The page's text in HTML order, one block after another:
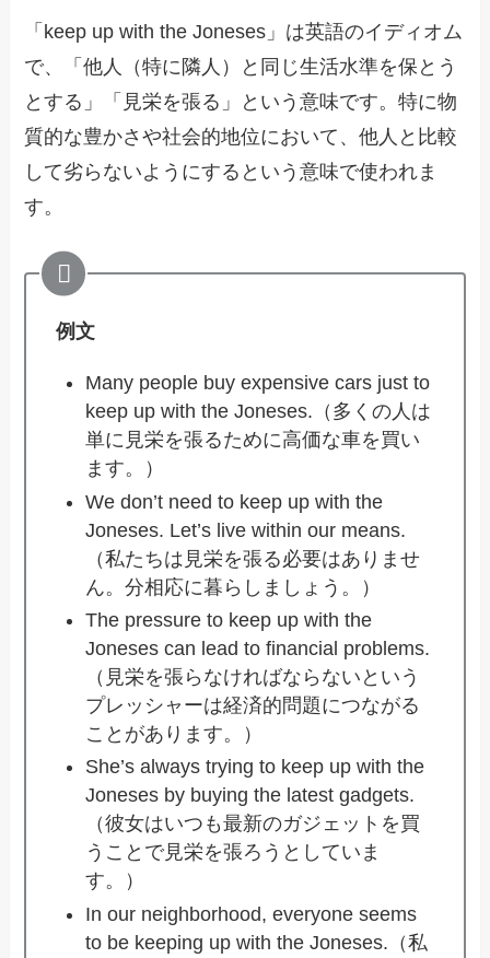
「keep up with the Joneses」は英語のイディオム
で、「他人（特に隣人）と同じ生活水準を保とう
とする」「見栄を張る」という意味です。特に物
質的な豊かさや社会的地位において、他人と比較
して劣らないようにするという意味で使われま
す。
例文
Many people buy expensive cars just to
keep up with the Joneses.（多くの人は
単に見栄を張るために高価な車を買い
ます。）
We don’t need to keep up with the
Joneses. Let’s live within our means.
（私たちは見栄を張る必要はありませ
ん。分相応に暮らしましょう。）
The pressure to keep up with the
Joneses can lead to financial problems.
（見栄を張らなければならないという
プレッシャーは経済的問題につながる
ことがあります。）
She’s always trying to keep up with the
Joneses by buying the latest gadgets.
（彼女はいつも最新のガジェットを買
うことで見栄を張ろうとしていま
す。）
In our neighborhood, everyone seems
to be keeping up with the Joneses.（私